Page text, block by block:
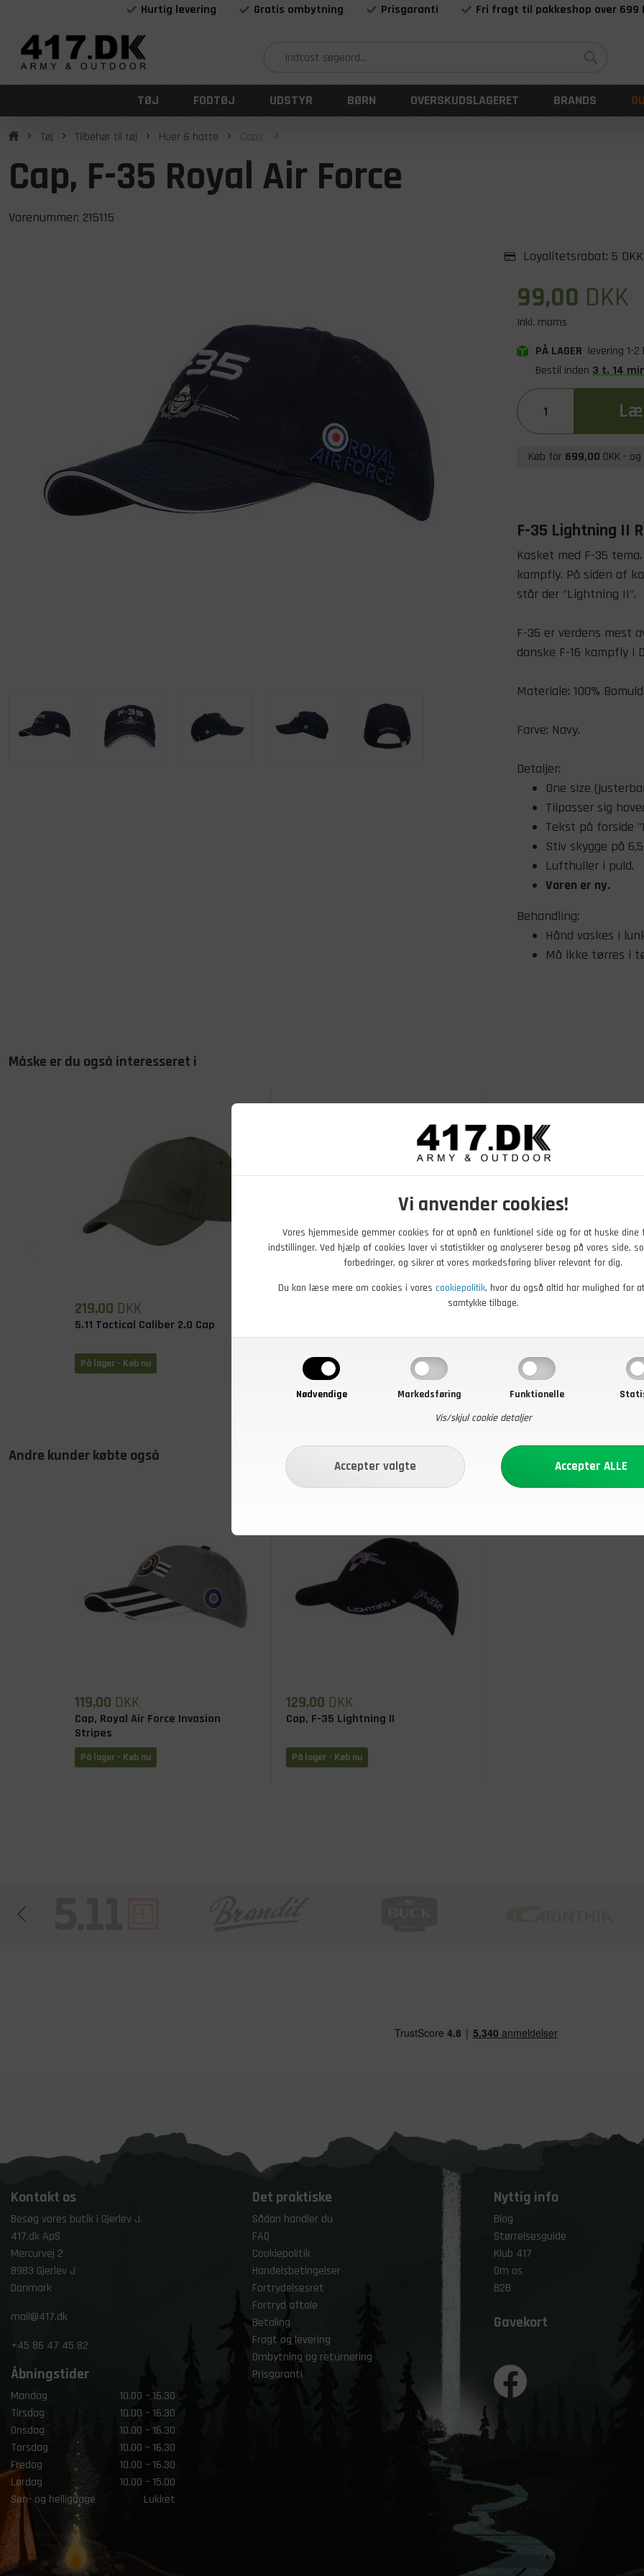
Vi anvender cookies!
Vores hjemmeside gemmer cookies for at opnå en funktionel side og for at huske dine
indstillinger. Ved hjælp af cookies laver vi statistikker og analyserer besøg på vores side,
forbedringer, og sikrer at vores markedsføring bliver relevant for dig.
Du kan læse mere om cookies i vores cookiepolitik, hvor du også altid har mulighed for
samtykke tilbage.
Nødvendige Markedsføring Funktionelle
Vis/skjul cookie detaljer
Hurtig levering Gratis ombytning Prisgaranti Fri fragt til pakkeshop over 699
TØJ FODTØJ UDSTYR BØRN OVERSKUDSLAGERET BRANDS
Tøj Tilbehør til tøj Huer & hatte Caps
Cap, F-35 Royal Air Force
Varenummer: 215115
Loyalitetsrabat: 5 DKK
99,00 DKK
Inkl. moms
PÅ LAGER levering 1-
Bestil inden 3 t. 14
Køb for 699,00 DKK -
F-35 Lightning II
Kasket med F-35
kampfly. På siden af
står der "Lightning II".
F-35 er verdens mest
danske F-16 kampfly i
Materiale: 100% Bomuld.
​Farve: Navy.
Detaljer:
One size
Tilpasser sig
Tekst på forside
Stiv skygge på
Lufthuller i puld.
Varen er ny.
Behandling:
Hånd vaskes i
Må ikke tørres i
Måske er du også interesseret i
219,00 DKK
5.11 Tactical Caliber 2.0 Cap
På lager - Køb nu På lager - Køb nu
119,00
Stripes
På lager - Køb nu
Andre kunder købte også
119,00 DKK
Cap, Royal Air Force Invasion
Stripes
På lager - Køb nu
129,00 DKK
Cap, F-35 Lightning II
På lager - Køb nu
Kontakt os
Besøg vores butik i Gjerlev J.
417.dk ApS
Mercurvej 2
8983 Gjerlev J
Danmark
mail@417.dk
+45 86 47 45 82
Åbningstider
Mandag
10.00 – 16.30
Tirsdag
10.00 – 16.30
Onsdag
10.00 – 16.30
Torsdag
10.00 – 16.30
Fredag
10.00 – 16.30
Lørdag
10.00 – 15.00
Søn- og helligdage
Lukket
Det praktiske
Sådan handler du
FAQ
Cookiepolitik
Handelsbetingelser
Fortrydelsesret
Fortryd aftale
Betaling
Fragt og levering
Ombytning og returnering
Prisgaranti
Nyttig info
Blog
Størrelsesguide
Klub 417
Om os
B2B
Gavekort